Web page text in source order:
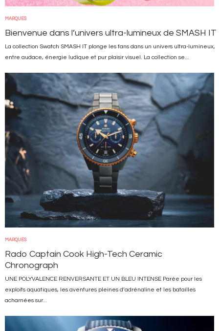
MARQUES
Bienvenue dans l’univers ultra-lumineux de SMASH IT
La collection Swatch SMASH IT plonge les fans dans un univers ultra-lumineux,
entre audace, énergie ludique et pur plaisir visuel. La collection se...
Image
MARQUES
Rado Captain Cook High-Tech Ceramic
Chronograph
UNE POLYVALENCE RENVERSANTE ET UN BLEU INTENSE Parée pour les
exploits aquatiques, les aventures pleines d’adrénaline et les batailles
acharnées sur...